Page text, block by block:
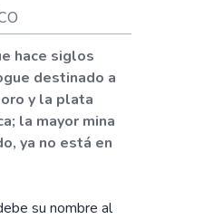
hace siglos
destinado a
y la plata
la mayor mina
ya no está en
su nombre al